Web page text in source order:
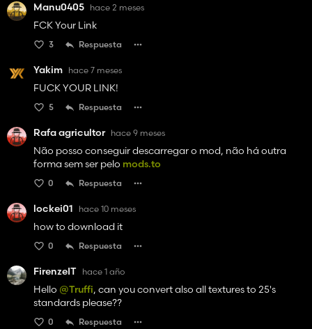
Manu0405 hace 2 meses
FCK Your Link
3 Respuesta
Yakim hace 7 meses
FUCK YOUR LINK!
5 Respuesta
Rafa agricultor hace 9 meses
Não posso conseguir descarregar o mod, não há outra
forma sem ser pelo mods.to
0 Respuesta
lockei01 hace 10 meses
how to download it
0 Respuesta
FirenzeIT hace 1 año
Hello @Truffi, can you convert also all textures to 25's
standards please??
0 Respuesta